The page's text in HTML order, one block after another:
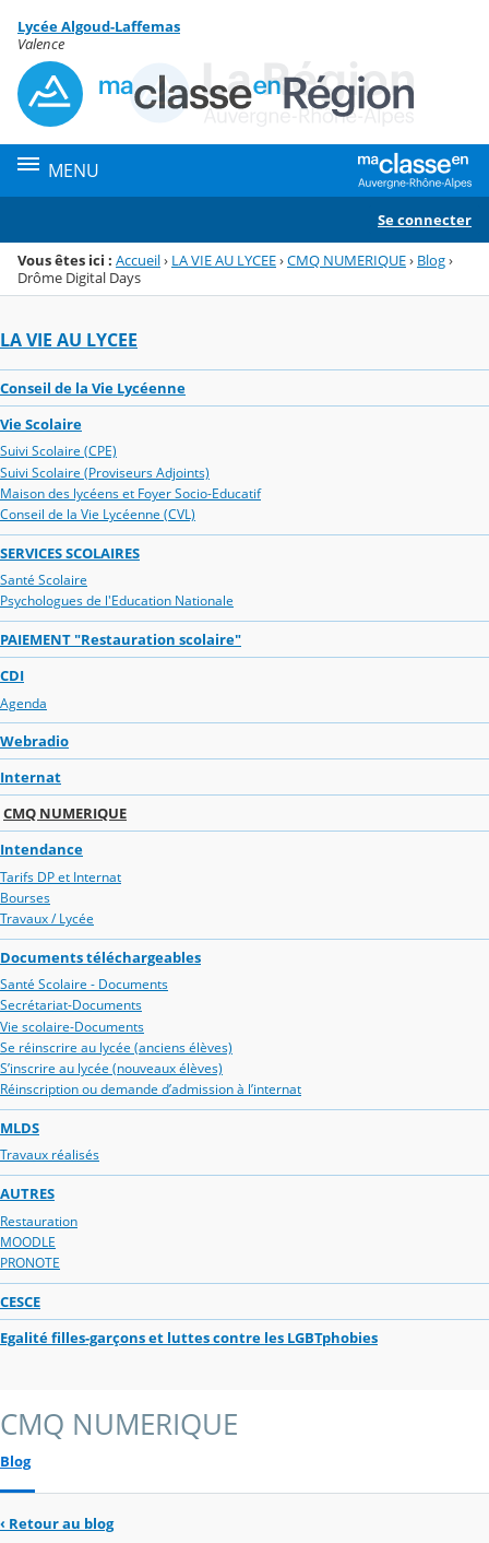
Menu de la rubrique
Contenu
Lycée Algoud-Laffemas
Valence
MENU
Se connecter
Vous êtes ici : Accueil› LA VIE AU LYCEE›CMQ NUMERIQUE› Blog›
Drôme Digital Days
LA VIE AU LYCEE
Conseil de la Vie Lycéenne
Vie Scolaire
Suivi Scolaire (CPE)
Suivi Scolaire (Proviseurs Adjoints)
Maison des lycéens et Foyer Socio-Educatif
Conseil de la Vie Lycéenne (CVL)
SERVICES SCOLAIRES
Santé Scolaire
Psychologues de l'Education Nationale
PAIEMENT "Restauration scolaire"
CDI
Agenda
Webradio
Internat
CMQ NUMERIQUE
Intendance
Tarifs DP et Internat
Bourses
Travaux / Lycée
Documents téléchargeables
Santé Scolaire - Documents
Secrétariat-Documents
Vie scolaire-Documents
Se réinscrire au lycée (anciens élèves)
S’inscrire au lycée (nouveaux élèves)
Réinscription ou demande d’admission à l’internat
MLDS
Travaux réalisés
AUTRES
Restauration
MOODLE
PRONOTE
CESCE
Egalité filles-garçons et luttes contre les LGBTphobies
CMQ NUMERIQUE
Blog
‹ Retour au blog